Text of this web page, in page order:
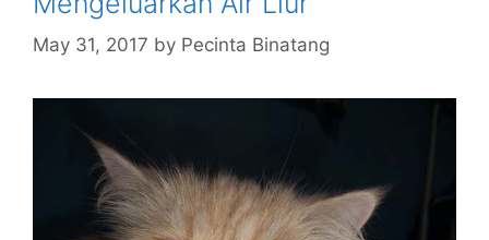
May 31, 2017 by Pecinta Binatang